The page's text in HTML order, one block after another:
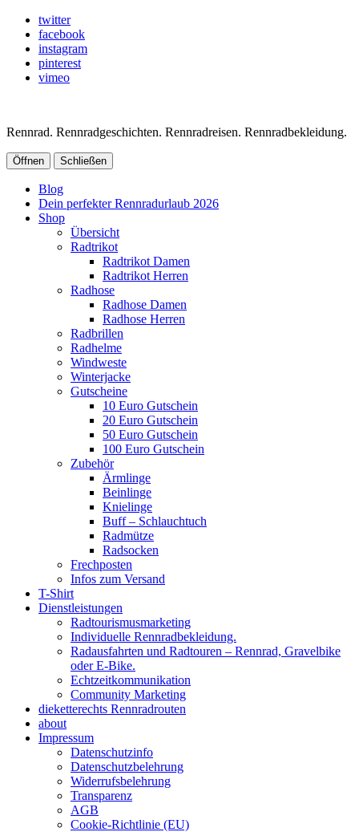
twitter
facebook
instagram
pinterest
vimeo
Rennrad. Rennradgeschichten. Rennradreisen. Rennradbekleidung.
Öffnen Schließen
Blog
Dein perfekter Rennradurlaub 2026
Shop
Übersicht
Radtrikot
Radtrikot Damen
Radtrikot Herren
Radhose
Radhose Damen
Radhose Herren
Radbrillen
Radhelme
Windweste
Winterjacke
Gutscheine
10 Euro Gutschein
20 Euro Gutschein
50 Euro Gutschein
100 Euro Gutschein
Zubehör
Ärmlinge
Beinlinge
Knielinge
Buff – Schlauchtuch
Radmütze
Radsocken
Frechposten
Infos zum Versand
T-Shirt
Dienstleistungen
Radtourismusmarketing
Individuelle Rennradbekleidung.
Radausfahrten und Radtouren – Rennrad, Gravelbike
oder E-Bike.
Echtzeitkommunikation
Community Marketing
dieketterechts Rennradrouten
about
Impressum
Datenschutzinfo
Datenschutzbelehrung
Widerrufsbelehrung
Transparenz
AGB
Cookie-Richtlinie (EU)